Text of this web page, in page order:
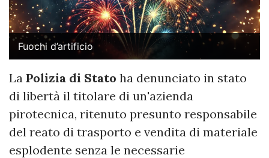
Fuochi d’artificio
La Polizia di Stato ha denunciato in stato
di libertà il titolare di un'azienda
pirotecnica, ritenuto presunto responsabile
del reato di trasporto e vendita di materiale
esplodente senza le necessarie